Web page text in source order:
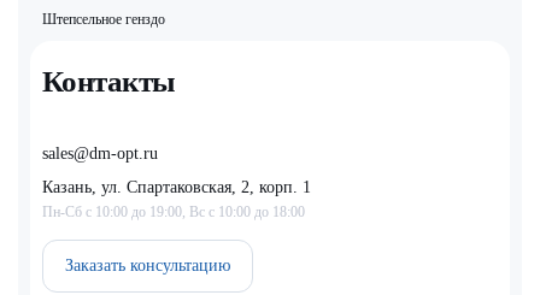
Контакты
sales@dm-opt.ru
Казань, ул. Спартаковская, 2, корп. 1
Пн-Сб с 10:00 до 19:00, Вс с 10:00 до 18:00
Заказать консультацию
Штепсельное генздо